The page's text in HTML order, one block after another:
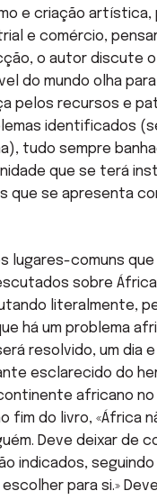
e criação artística,
e comércio,
o autor discute o
do mundo olha
pelos recursos e
identificados
tudo sempre
que se terá
que se apresenta
lugares-comuns que
sobre
literalmente,
há um problema
resolvido, um dia
esclarecido do
africano no
fim do livro, «África
Deve deixar de
indicados,
para si.»